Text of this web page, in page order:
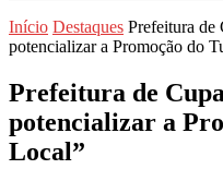
Início Destaques Prefeitura de
potencializar a Promoção do
Prefeitura de
potencializar a
Local”